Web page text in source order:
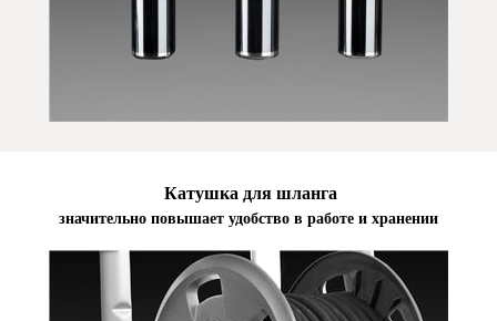
Катушка для шланга
значительно повышает удобство в работе и хранении